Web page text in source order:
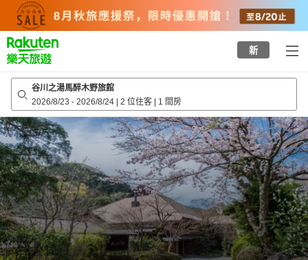
top
page
新
谷川之湯馬醉木野旅館
2026/8/23 - 2026/8/24 | 2 位住客 | 1 間房